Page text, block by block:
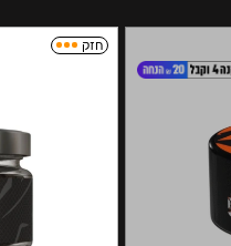
חזק